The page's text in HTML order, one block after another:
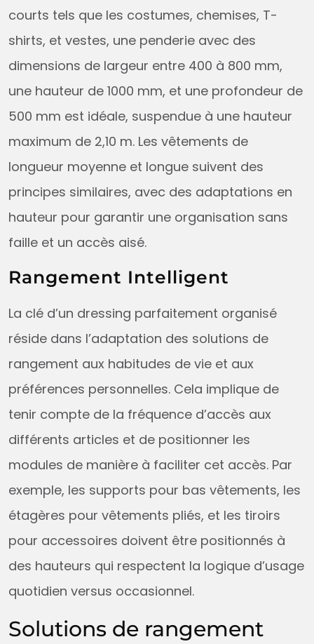
courts tels que les costumes, chemises, T-
shirts, et vestes, une penderie avec des
dimensions de largeur entre 400 à 800 mm,
une hauteur de 1000 mm, et une profondeur de
500 mm est idéale, suspendue à une hauteur
maximum de 2,10 m. Les vêtements de
longueur moyenne et longue suivent des
principes similaires, avec des adaptations en
hauteur pour garantir une organisation sans
faille et un accès aisé.
Rangement Intelligent
La clé d’un dressing parfaitement organisé
réside dans l’adaptation des solutions de
rangement aux habitudes de vie et aux
préférences personnelles. Cela implique de
tenir compte de la fréquence d’accès aux
différents articles et de positionner les
modules de manière à faciliter cet accès. Par
exemple, les supports pour bas vêtements, les
étagères pour vêtements pliés, et les tiroirs
pour accessoires doivent être positionnés à
des hauteurs qui respectent la logique d’usage
quotidien versus occasionnel.
Solutions de rangement